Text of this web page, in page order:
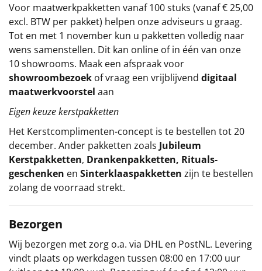
Voor maatwerkpakketten vanaf 100 stuks (vanaf € 25,00
excl. BTW per pakket) helpen onze adviseurs u graag.
Tot en met 1 november kun u pakketten volledig naar
wens samenstellen. Dit kan online of in één van onze
10 showrooms. Maak een afspraak voor
showroombezoek of vraag een vrijblijvend digitaal
maatwerkvoorstel aan
Eigen keuze kerstpakketten
Het Kerstcomplimenten-concept is te bestellen tot 20
december. Ander pakketten zoals Jubileum
Kerstpakketten, Drankenpakketten, Rituals-
geschenken en Sinterklaaspakketten zijn te bestellen
zolang de voorraad strekt.
Bezorgen
Wij bezorgen met zorg o.a. via DHL en PostNL. Levering
vindt plaats op werkdagen tussen 08:00 en 17:00 uur